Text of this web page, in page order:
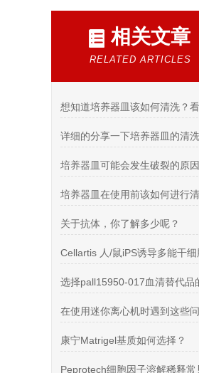
相关文章
RELATED ARTICLES
培养器皿可能会发生破裂的原因
关于抗体，你了解多少呢？
康宁Matrigel基质如何选择？